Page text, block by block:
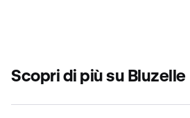
Scopri di più su Bluzelle